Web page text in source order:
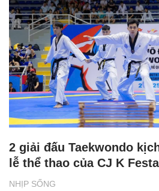
NHỊP SỐNG
2 giải đấu Taekwondo
lễ thể thao của CJ K